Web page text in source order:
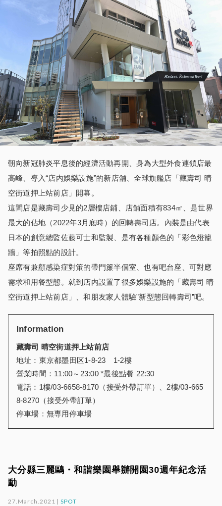
朝向新冠肺炎平息後的經濟活動再開、身為大型外食連鎖店最
高峰、導入“店内娛樂設施”的新店舗、全球旗艦店「藏壽司 晴
空街道押上站前店」開幕。
這間店是藏壽司少見的2層樓店鋪、店舗面積有834㎡、是世界
最大的佔地（2022年3月底時）的回轉壽司店。內裝是由代表
日本的創意總監佐藤可士和監製、是有各種顏色的「彩色燈籠
牆」等拍照點的設計。
座席有兼顧感染症對策的帶門簾半個室、也有吧台座、可對應
需求和用餐型態。就到店内設置了很多娛樂設施的「藏壽司 晴
空街道押上站前店」、和朋友家人體驗”新型態回轉壽司”吧。
Information
藏壽司 晴空街道押上站前店
地址：東京都墨田区1-8-23 1-2樓
營業時間：11:00～23:00 *最後點餐 22:30
電話：1樓/03-6658-8170（接受外帶訂單）、2樓/03-665
8-8270（接受外帶訂單）
停車場：無専用停車場
大分縣三麗鷗・和諧樂園舉辦開園30週年紀念活
動
27.March.2021 |SPOT